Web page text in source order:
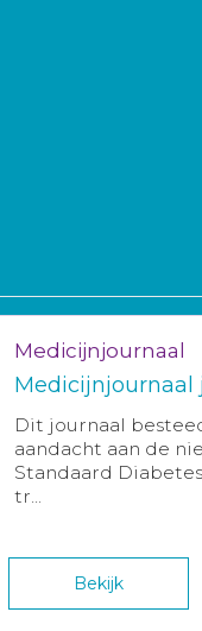
Medicijnjournaal
Medicijnjournaal
Dit journaal
aandacht aan de
Standaard
tr...
Bekijk